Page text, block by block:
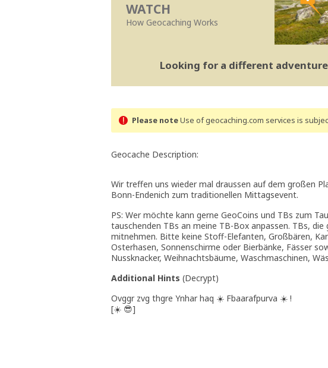
WATCH
How Geocaching Works
Looking for a different
Please noteUse of geocaching.com services is
Geocache Description:
Wir treffen uns wieder mal draussen auf dem großen
Bonn-Endenich zum traditionellen Mittagsevent.
PS: Wer möchte kann gerne GeoCoins und TBs zum
tauschenden TBs an meine TB-Box anpassen. TBs,
mitnehmen. Bitte keine Stoff-Elefanten, Großbären,
Osterhasen, Sonnenschirme oder Bierbänke, Fässer
Nussknacker, Weihnachtsbäume, Waschmaschinen,
Additional Hints (Decrypt)
Ovggr zvg thgre Ynhar haq ☀️ Fbaarafpurva ☀️ !
[☀️ 😎]